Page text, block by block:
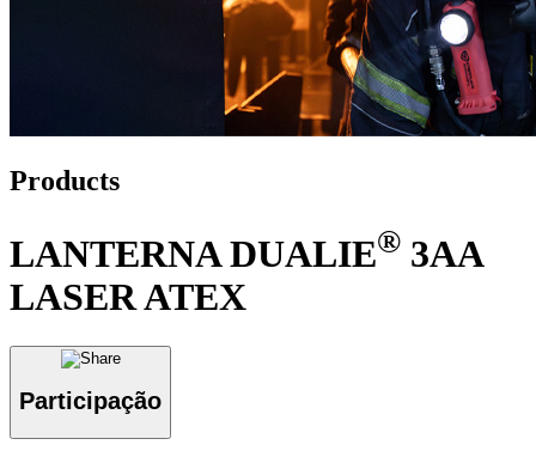
Products
LANTERNA DUALIE® 3AA
LASER ATEX
Participação